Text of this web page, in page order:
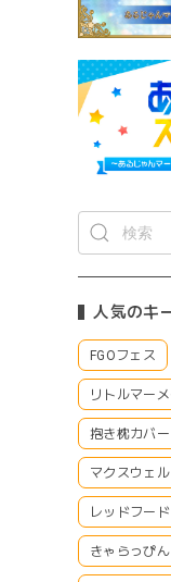
人気のキ
FGOフェス
リトルマー
抱き枕カバー
マクスウェル
レッドフード
きゃらっぴん